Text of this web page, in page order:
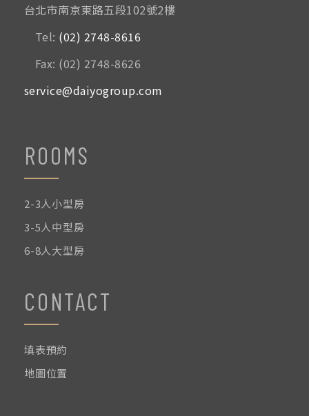
台北市南京東路五段102號2樓
Tel: (02) 2748-8616
Fax: (02) 2748-8626
service@daiyogroup.com
ROOMS
2-3人小型房
3-5人中型房
6-8人大型房
CONTACT
填表預約
地圖位置